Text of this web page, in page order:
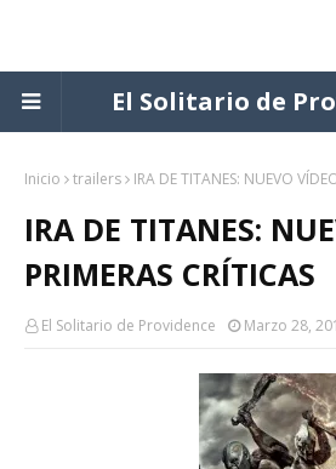
El Solitario de
Inicio trailers IRA DE TITANES: NUEVO
IRA DE TITANES:
PRIMERAS CRÍTICAS
El Solitario de Providence Marzo 28,